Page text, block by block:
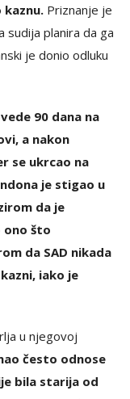
kaznu. Priznanje je
sudija planira da ga
je donio odluku
90 dana na
a nakon
se ukrcao na
je stigao u
da je
ono što
da SAD nikada
iako je
u njegovoj
često odnose
bila starija od